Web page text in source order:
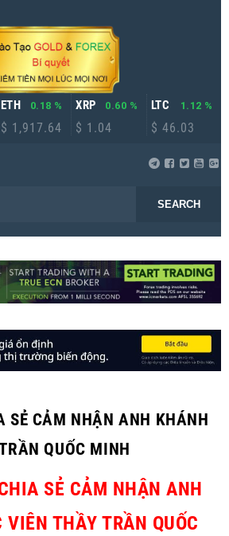
ETH
$ 1,917.64
0.18 %
XRP
$ 1.04
0.60 %
LTC
$ 46.03
1.12 %
SEARCH
SẺ CẢM NHẬN ANH KHÁNH
QUỐC MINH
SẺ CẢM NHẬN ANH
VIÊN THẦY TRẦN QUỐC